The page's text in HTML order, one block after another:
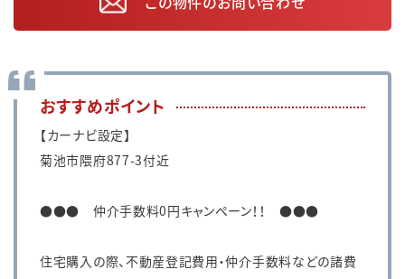
おすすめポイント
【カーナビ設定】
菊池市隈府877-3付近
●●● 仲介手数料0円キャンペーン！！ ●●●
住宅購入の際、不動産登記費用・仲介手数料などの諸費